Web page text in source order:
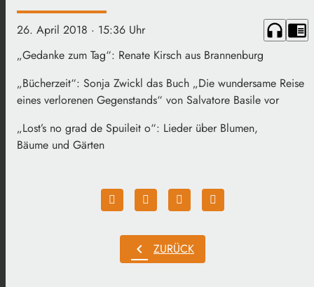
26. April 2018 · 15:36 Uhr headphones chrome_reader_mode
„Gedanke zum Tag“: Renate Kirsch aus Brannenburg
„Bücherzeit“: Sonja Zwickl das Buch „Die wundersame Reise
eines verlorenen Gegenstands“ von Salvatore Basile vor
„Lost’s no grad de Spuileit o“: Lieder über Blumen,
Bäume und Gärten
chevron_left ZURÜCK